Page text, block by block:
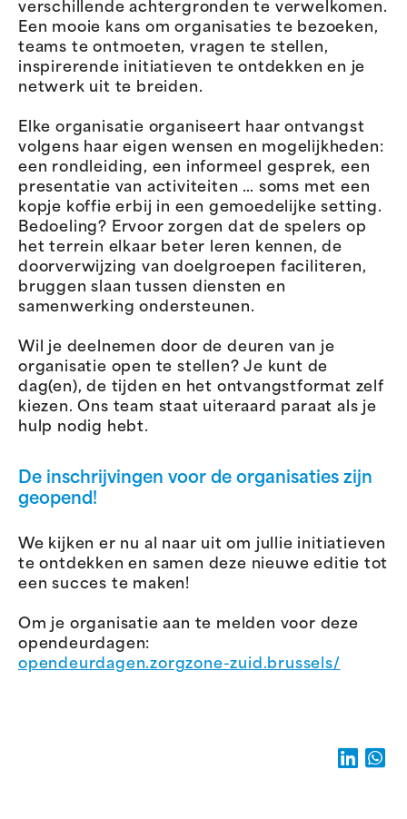
verschillende achtergronden te verwelkomen.
Een mooie kans om organisaties te bezoeken,
teams te ontmoeten, vragen te stellen,
inspirerende initiatieven te ontdekken en je
netwerk uit te breiden.
Elke organisatie organiseert haar ontvangst
volgens haar eigen wensen en mogelijkheden:
een rondleiding, een informeel gesprek, een
presentatie van activiteiten … soms met een
kopje koffie erbij in een gemoedelijke setting.
Bedoeling? Ervoor zorgen dat de spelers op
het terrein elkaar beter leren kennen, de
doorverwijzing van doelgroepen faciliteren,
bruggen slaan tussen diensten en
samenwerking ondersteunen.
Wil je deelnemen door de deuren van je
organisatie open te stellen? Je kunt de
dag(en), de tijden en het ontvangstformat zelf
kiezen. Ons team staat uiteraard paraat als je
hulp nodig hebt.
De inschrijvingen voor de organisaties zijn
geopend!
We kijken er nu al naar uit om jullie initiatieven
te ontdekken en samen deze nieuwe editie tot
een succes te maken!
Om je organisatie aan te melden voor deze
opendeurdagen:
opendeurdagen.zorgzone-zuid.brussels/